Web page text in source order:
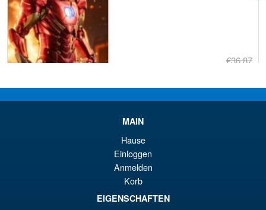
€36.87
IN DEN WARENKORB
Marvel Legends X-Men 97
Wave 3 Emma Frost
MAIN
Hause
Einloggen
Anmelden
Korb
EIGENSCHAFTEN